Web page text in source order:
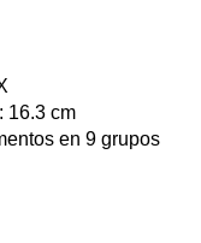
: 16.3 cm
en 9 grupos